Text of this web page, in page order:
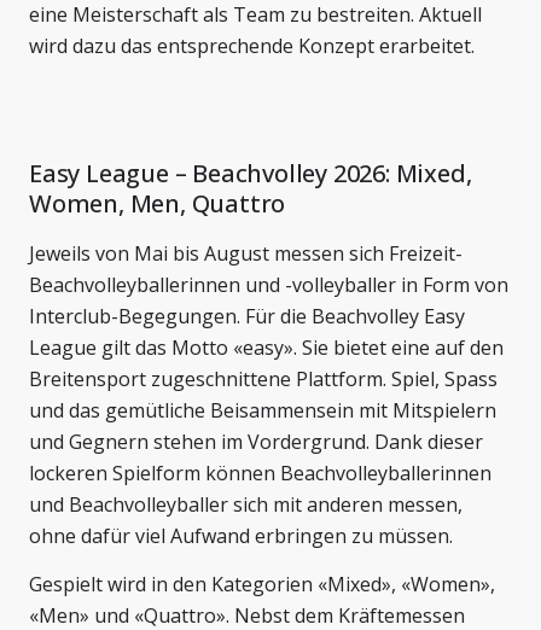
eine Meisterschaft als Team zu bestreiten. Aktuell
wird dazu das entsprechende Konzept erarbeitet.
Easy League – Beachvolley 2026: Mixed,
Women, Men, Quattro
Jeweils von Mai bis August messen sich Freizeit-
Beachvolleyballerinnen und -volleyballer in Form von
Interclub-Begegungen. Für die Beachvolley Easy
League gilt das Motto «easy». Sie bietet eine auf den
Breitensport zugeschnittene Plattform. Spiel, Spass
und das gemütliche Beisammensein mit Mitspielern
und Gegnern stehen im Vordergrund. Dank dieser
lockeren Spielform können Beachvolleyballerinnen
und Beachvolleyballer sich mit anderen messen,
ohne dafür viel Aufwand erbringen zu müssen.
Gespielt wird in den Kategorien «Mixed», «Women»,
«Men» und «Quattro». Nebst dem Kräftemessen